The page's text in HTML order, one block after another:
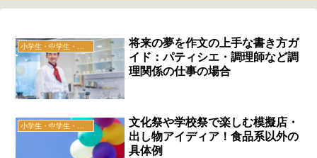
将来の夢を作文の上手な書き方ガ
イド：パティシエ・調理師など調
理関係の仕事の場合
小学生・中学生・高校生
文化祭や学校祭で楽しむ模擬店・
出し物アイディア！食品系以外の
具体例